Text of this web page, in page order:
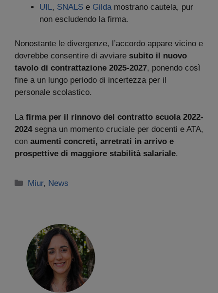
UIL, SNALS e Gilda mostrano cautela, pur
non escludendo la firma.
Nonostante le divergenze, l’accordo appare vicino e
dovrebbe consentire di avviare subito il nuovo
tavolo di contrattazione 2025-2027, ponendo così
fine a un lungo periodo di incertezza per il
personale scolastico.
La firma per il rinnovo del contratto scuola 2022-
2024segna un momento cruciale per docenti e ATA,
con aumenti concreti, arretrati in arrivo e
prospettive di maggiore stabilità salariale.
Categorie
Miur, News